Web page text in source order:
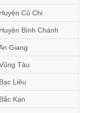
Củ Chi
Bình Chánh
Giang
Tàu
Liêu
Kạn